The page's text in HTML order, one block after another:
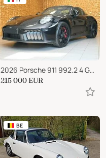
2026 Porsche 911 992.2 4 GTS NEW.MOD.541CV SOLLEV.21CHRONO CAM FULL
215 000 EUR
BE